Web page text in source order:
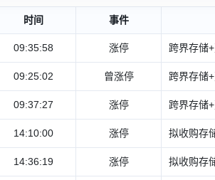
时间 事件
09:35:58 涨停 跨界存储
09:25:02 曾涨停 跨界存储
09:37:27 涨停 跨界存储
14:10:00 涨停 拟收购存
14:36:19 涨停 拟收购存